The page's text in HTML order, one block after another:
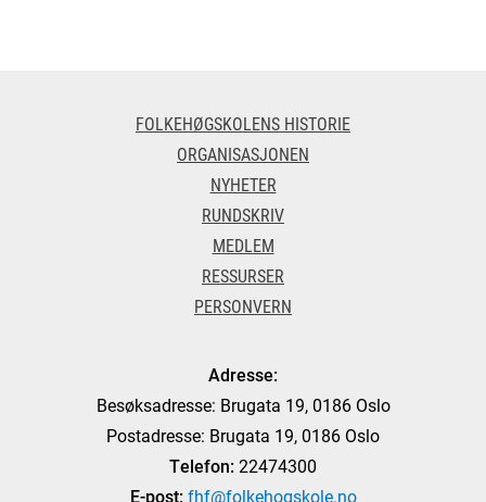
FOLKEHØGSKOLENS HISTORIE
ORGANISASJONEN
NYHETER
RUNDSKRIV
MEDLEM
RESSURSER
PERSONVERN
Adresse:
Besøksadresse: Brugata 19, 0186 Oslo
Postadresse: Brugata 19, 0186 Oslo
Telefon: 22474300
E-post: fhf@folkehogskole.no